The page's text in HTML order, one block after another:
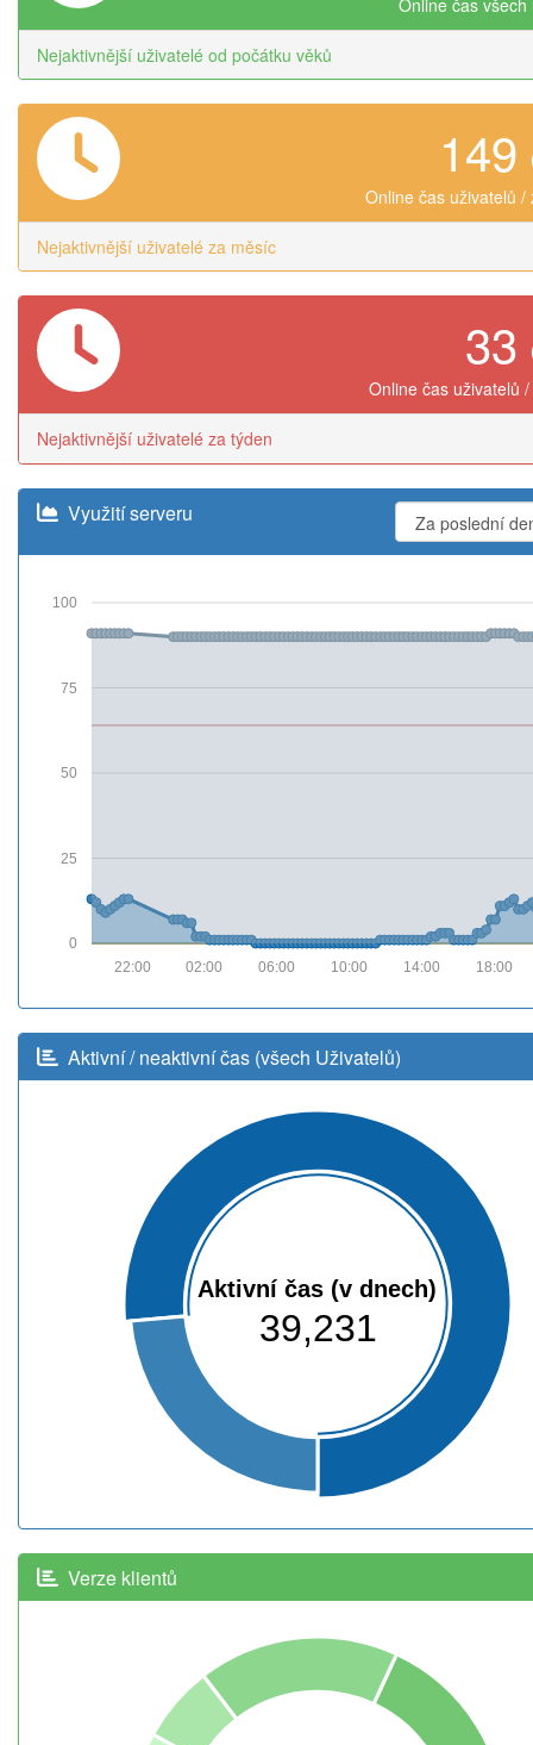
Nejaktivnější uživatelé od počátku věků
149
Online čas uživatelů /
Nejaktivnější uživatelé za měsíc
33
Online čas uživatelů
Nejaktivnější uživatelé za týden
Využití serveru
0
25
50
75
100
18:00
14:00
10:00
06:00
02:00
22:00
Aktivní / neaktivní čas (všech Uživatelů)
Aktivní čas (v dnech)
39,231
Verze klientů